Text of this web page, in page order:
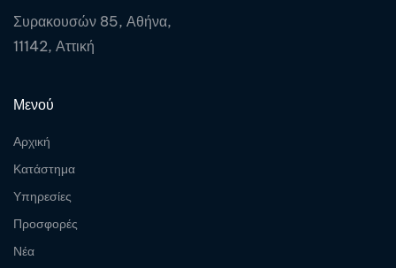
Συρακουσών 85, Αθήνα,
11142, Αττική
Μενού
Αρχική
Κατάστημα
Υπηρεσίες
Προσφορές
Νέα